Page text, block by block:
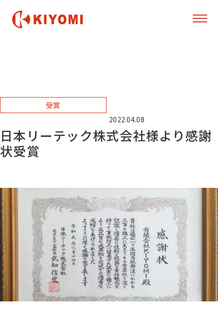
受賞
2022.04.08 18:16
日本リーテック株式会社様より感謝
状受賞